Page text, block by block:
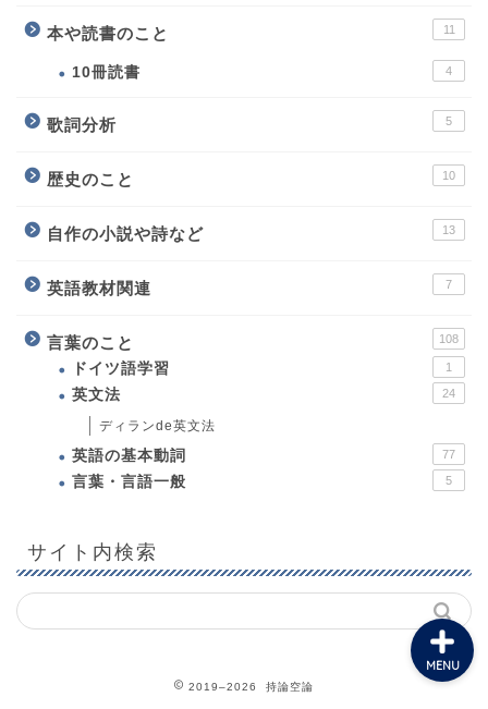
本や読書のこと 11
10冊読書 4
歌詞分析 5
歴史のこと 10
自作の小説や詩など 13
英語教材関連 7
言葉のこと 108
ドイツ語学習 1
英文法 24
ディランde英文法
英語の基本動詞 77
言葉・言語一般 5
サイト内検索
2019–2026 持論空論
MENU